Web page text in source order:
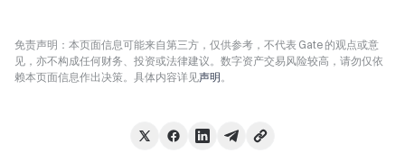
免责声明：本页面信息可能来自第三方，仅供参考，不代表 Gate 的观点或意
见，亦不构成任何财务、投资或法律建议。数字资产交易风险较高，请勿仅依
赖本页面信息作出决策。具体内容详见声明。